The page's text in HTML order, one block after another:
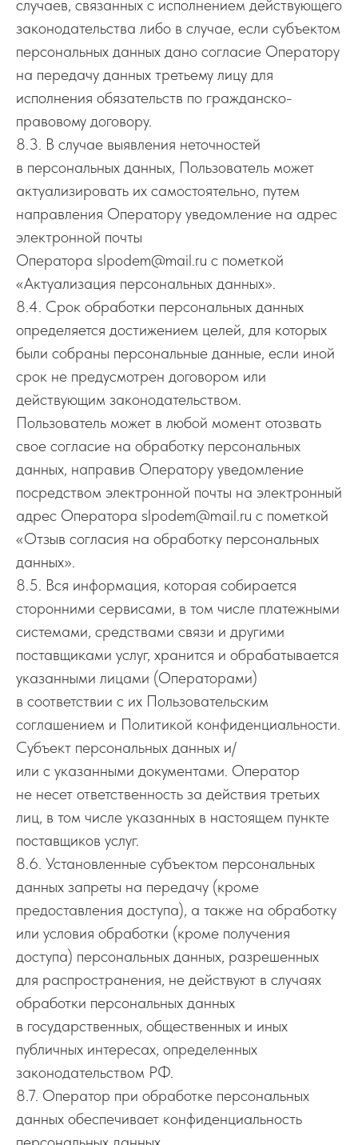
случаев, связанных с исполнением действующего
законодательства либо в случае, если субъектом
персональных данных дано согласие Оператору
на передачу данных третьему лицу для
исполнения обязательств по гражданско-
правовому договору.
8.3. В случае выявления неточностей
в персональных данных, Пользователь может
актуализировать их самостоятельно, путем
направления Оператору уведомление на адрес
электронной почты
Оператора slpodem@mail.ru с пометкой
«Актуализация персональных данных».
8.4. Срок обработки персональных данных
определяется достижением целей, для которых
были собраны персональные данные, если иной
срок не предусмотрен договором или
действующим законодательством.
Пользователь может в любой момент отозвать
свое согласие на обработку персональных
данных, направив Оператору уведомление
посредством электронной почты на электронный
адрес Оператора slpodem@mail.ru с пометкой
«Отзыв согласия на обработку персональных
данных».
8.5. Вся информация, которая собирается
сторонними сервисами, в том числе платежными
системами, средствами связи и другими
поставщиками услуг, хранится и обрабатывается
указанными лицами (Операторами)
в соответствии с их Пользовательским
соглашением и Политикой конфиденциальности.
Субъект персональных данных и/
или с указанными документами. Оператор
не несет ответственность за действия третьих
лиц, в том числе указанных в настоящем пункте
поставщиков услуг.
8.6. Установленные субъектом персональных
данных запреты на передачу (кроме
предоставления доступа), а также на обработку
или условия обработки (кроме получения
доступа) персональных данных, разрешенных
для распространения, не действуют в случаях
обработки персональных данных
в государственных, общественных и иных
публичных интересах, определенных
законодательством РФ.
8.7. Оператор при обработке персональных
данных обеспечивает конфиденциальность
Политика конфиденциальности
© Студия лестниц «Подъем», 2026
г. Нижний Новгород, ул. Бекетова,
13К, ТЦ «БУМ», правый вход
8 (905) 190-30-00